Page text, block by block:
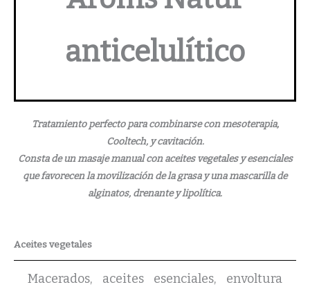
anticelulítico
Tratamiento perfecto para combinarse con mesoterapia,
Cooltech, y cavitación.
Consta de un masaje manual con aceites vegetales y esenciales
que favorecen la movilización de la grasa y una mascarilla de
alginatos, drenante y lipolítica.
Aceites vegetales
Macerados, aceites esenciales, envoltura